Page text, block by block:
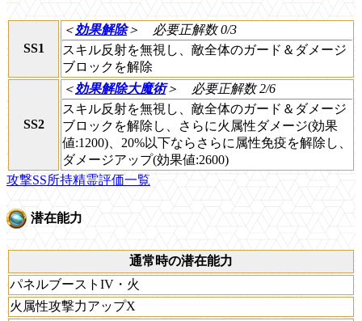
SS1
＜効果解除＞
必要正解数 0/3
スキル反射を無視し、敵全体のガード＆ダメージ
ブロックを解除
SS2
＜効果解除大魔術＞
必要正解数 2/6
スキル反射を無視し、敵全体のガード＆ダメージ
ブロックを解除し、さらに火属性ダメージ(効果
値:1200)、20%以下ならさらに属性免疫を解除し、
ダメージアップ(効果値:2600)
攻撃SS所持精霊評価一覧
潜在能力
通常時の潜在能力
パネルブーストIV・火
火属性攻撃力アップX